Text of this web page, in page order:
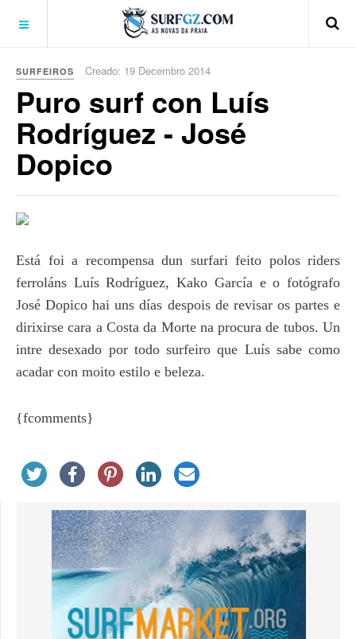
SURFEIROS Creado: 19 Decembro 2014
Puro surf con Luís
Rodríguez - José
Dopico
Está foi a recompensa dun surfari feito polos riders
ferroláns Luís Rodríguez, Kako García e o fotógrafo
José Dopico hai uns días despois de revisar os partes e
dirixirse cara a Costa da Morte na procura de tubos. Un
intre desexado por todo surfeiro que Luís sabe como
acadar con moito estilo e beleza.
{fcomments}